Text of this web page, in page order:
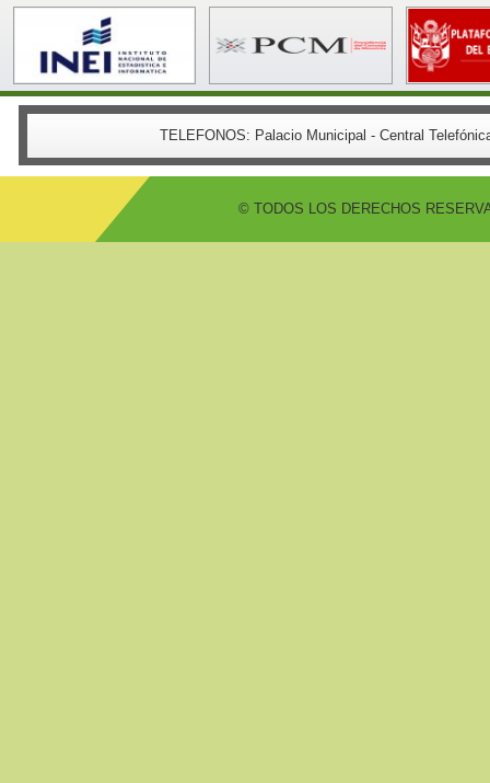
TELEFONOS: Palacio Municipal - Central
© TODOS LOS DERECHOS